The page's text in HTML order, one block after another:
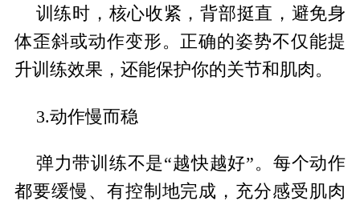
训练时，核心收紧，背部挺直，避免身
体歪斜或动作变形。正确的姿势不仅能提
升训练效果，还能保护你的关节和肌肉。
3.动作慢而稳
弹力带训练不是“越快越好”。每个动作
都要缓慢、有控制地完成，充分感受肌肉